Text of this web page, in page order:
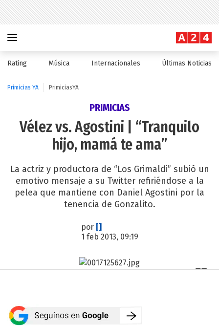
Rating Música Internacionales Últimas Noticias
Primicias YA PrimiciasYA
PRIMICIAS
Vélez vs. Agostini | “Tranquilo
hijo, mamá te ama”
La actriz y productora de “Los Grimaldi” subió un
emotivo mensaje a su Twitter refiriéndose a la
pelea que mantiene con Daniel Agostini por la
tenencia de Gonzalito.
por []
1 feb 2013, 09:19